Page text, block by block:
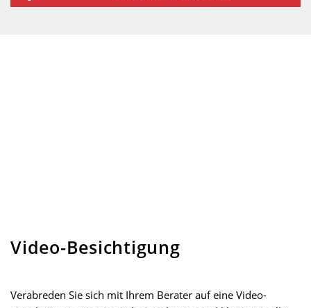
Video-Besichtigung
Verabreden Sie sich mit Ihrem Berater auf eine Video-